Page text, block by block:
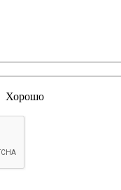
Хорошо